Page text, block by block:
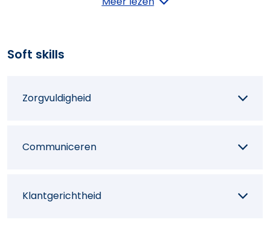
Transporten uitvoeren voor een
internationaal cliënteel
Soft skills
Zorgvuldigheid
Communiceren
Klantgerichtheid